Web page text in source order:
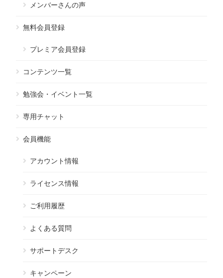
メンバーさんの声
無料会員登録
プレミア会員登録
コンテンツ一覧
勉強会・イベント一覧
専用チャット
会員機能
アカウント情報
ライセンス情報
ご利用履歴
よくある質問
サポートデスク
キャンペーン